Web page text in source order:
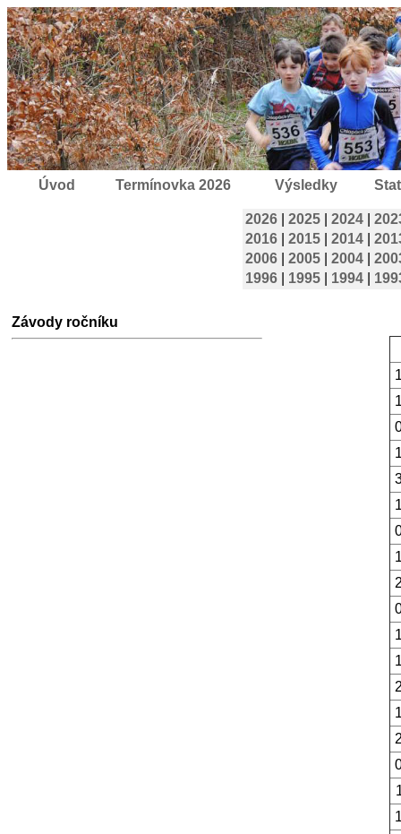
Úvod Termínovka 2026 Výsledky
2026 2025 2024
2016
2015 2014
2006
2005 2004
1996
1995 1994
Závody ročníku